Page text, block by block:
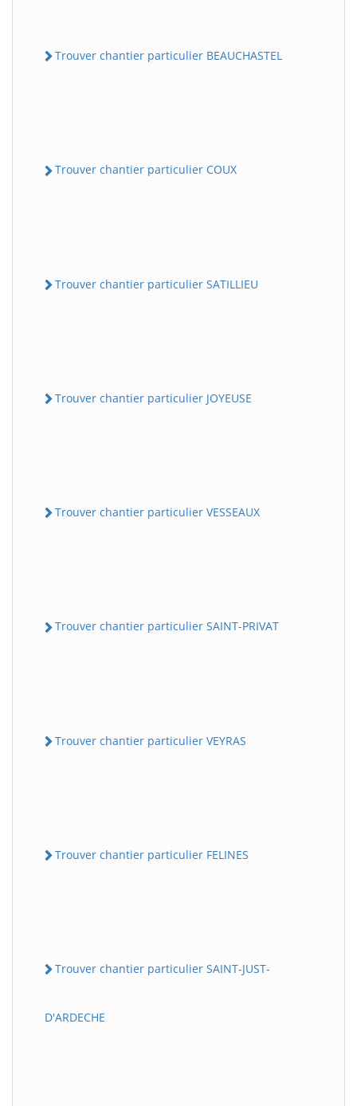
Trouver chantier particulier BEAUCHASTEL
Trouver chantier particulier COUX
Trouver chantier particulier SATILLIEU
Trouver chantier particulier JOYEUSE
Trouver chantier particulier VESSEAUX
Trouver chantier particulier SAINT-PRIVAT
Trouver chantier particulier VEYRAS
Trouver chantier particulier FELINES
Trouver chantier particulier SAINT-JUST-
D'ARDECHE